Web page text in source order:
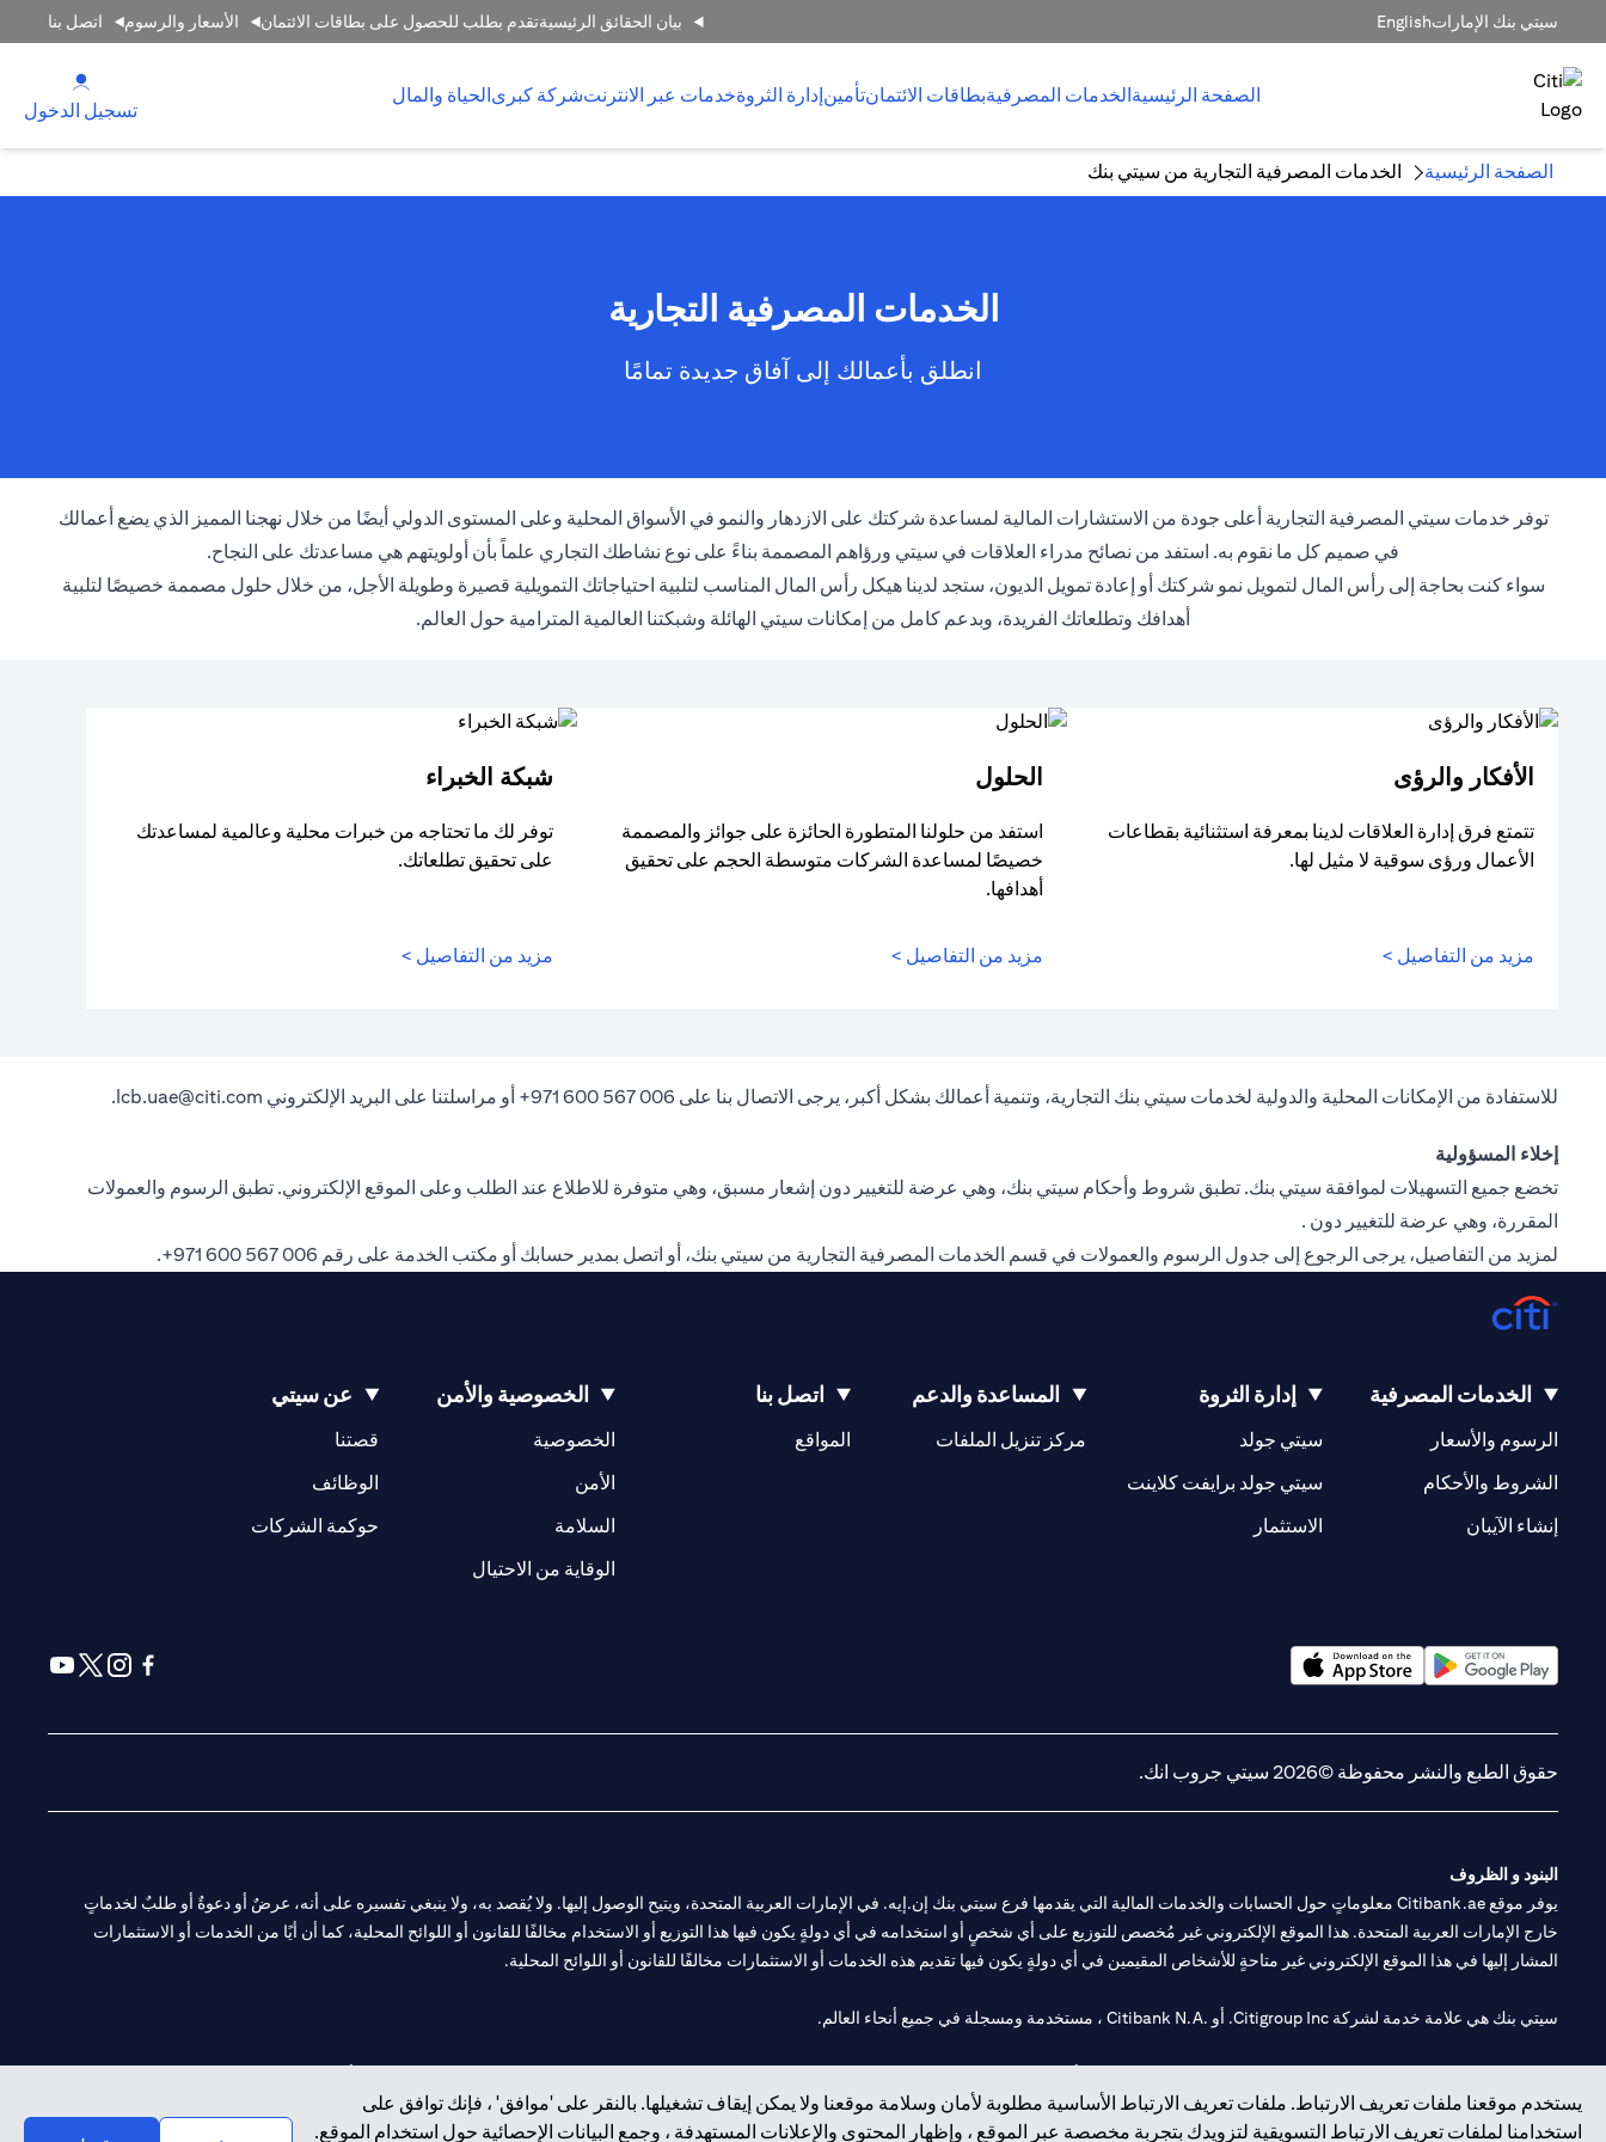
سيتي بنك الإماراتEnglish بيان الحقائق الرئيسيةتقدم بطلب للحصول على بطاقات الائتمان الأسعار والرسوم اتصل بنا
الصفحة الرئيسيةالخدمات المصرفيةبطاقات الائتمانتأمينإدارة الثروةخدمات عبر الانترنتشركة كبرىالحياة والمال
تسجيل الدخول
الصفحة الرئيسية الخدمات المصرفية التجارية من سيتي بنك
الخدمات المصرفية التجارية
انطلق بأعمالك إلى آفاق جديدة تمامًا
توفر خدمات سيتي المصرفية التجارية أعلى جودة من الاستشارات المالية لمساعدة شركتك على الازدهار والنمو في الأسواق المحلية وعلى المستوى الدولي أيضًا من خلال نهجنا المميز الذي يضع أعمالك
في صميم كل ما نقوم به. استفد من نصائح مدراء العلاقات في سيتي ورؤاهم المصممة بناءً على نوع نشاطك التجاري علماً بأن أولويتهم هي مساعدتك على النجاح.
سواء كنت بحاجة إلى رأس المال لتمويل نمو شركتك أو إعادة تمويل الديون، ستجد لدينا هيكل رأس المال المناسب لتلبية احتياجاتك التمويلية قصيرة وطويلة الأجل، من خلال حلول مصممة خصيصًا لتلبية
أهدافك وتطلعاتك الفريدة، وبدعم كامل من إمكانات سيتي الهائلة وشبكتنا العالمية المترامية حول العالم.
الأفكار والرؤى
تتمتع فرق إدارة العلاقات لدينا بمعرفة استثنائية بقطاعات
الأعمال ورؤى سوقية لا مثيل لها.
مزيد من التفاصيل >
الحلول
استفد من حلولنا المتطورة الحائزة على جوائز والمصممة
خصيصًا لمساعدة الشركات متوسطة الحجم على تحقيق
أهدافها.
مزيد من التفاصيل >
شبكة الخبراء
توفر لك ما تحتاجه من خبرات محلية وعالمية لمساعدتك
على تحقيق تطلعاتك.
مزيد من التفاصيل >
للاستفادة من الإمكانات المحلية والدولية لخدمات سيتي بنك التجارية، وتنمية أعمالك بشكل أكبر، يرجى الاتصال بنا على 006 567 600 971+ أو مراسلتنا على البريد الإلكتروني lcb.uae@citi.com
.
إخلاء المسؤولية
تخضع جميع التسهيلات لموافقة سيتي بنك. تطبق شروط وأحكام سيتي بنك، وهي عرضة للتغيير دون إشعار مسبق، وهي متوفرة للاطلاع عند الطلب وعلى الموقع الإلكتروني. تطبق الرسوم والعمولات
المقررة، وهي عرضة للتغيير دون .
لمزيد من التفاصيل، يرجى الرجوع إلى جدول الرسوم والعمولات في قسم الخدمات المصرفية التجارية من سيتي بنك، أو اتصل بمدير حسابك أو مكتب الخدمة على رقم 006 567 600 971+
.
يستخدم موقعنا ملفات تعريف الارتباط. ملفات تعريف الارتباط الأساسية مطلوبة لأمان وسلامة موقعنا ولا يمكن إيقاف تشغيلها. بالنقر على 'موافق' ، فإنك توافق على
استخدامنا لملفات تعريف الارتباط التسويقية لتزويدك بتجربة مخصصة عبر الموقع ، وإظهار المحتوى والإعلانات المستهدفة ، وجمع البيانات الإحصائية حول استخدام الموقع.
الخدمات المصرفية
الرسوم والأسعار
الشروط والأحكام
إنشاء الآيبان
إدارة الثروة
سيتي جولد
سيتي جولد برايفت كلاينت
الاستثمار
المساعدة والدعم
مركز تنزيل الملفات
اتصل بنا
المواقع
(opens in a new tab)
الخصوصية والأمن
الخصوصية
الأمن
السلامة
الوقاية من الاحتيال
عن سيتي
قصتنا
(opens in a new tab)
الوظائف
(opens in a new tab)
حوكمة الشركات
(opens in a new tab)
حقوق الطبع والنشر محفوظة ©2026 سيتي جروب انك.
البنود و الظروف
يوفر موقع Citibank.ae معلوماتٍ حول الحسابات والخدمات المالية التي يقدمها فرع سيتي بنك إن.إيه. في الإمارات العربية المتحدة، ويتيح الوصول إليها. ولا يُقصد به، ولا ينبغي تفسيره على أنه، عرضٌ أو دعوةٌ أو طلبٌ لخدماتٍ
خارج الإمارات العربية المتحدة. هذا الموقع الإلكتروني غير مُخصص للتوزيع على أي شخصٍ أو استخدامه في أي دولةٍ يكون فيها هذا التوزيع أو الاستخدام مخالفًا للقانون أو اللوائح المحلية، كما أن أيًا من الخدمات أو الاستثمارات
المشار إليها في هذا الموقع الإلكتروني غير متاحةٍ للأشخاص المقيمين في أي دولةٍ يكون فيها تقديم هذه الخدمات أو الاستثمارات مخالفًا للقانون أو اللوائح المحلية.
سيتي بنك هي علامة خدمة لشركة Citigroup Inc. أو .Citibank N.A ، مستخدمة ومسجلة في جميع أنحاء العالم.
فرع سيتي بنك إن إيه - الإمارات العربية المتحدة مرخص من مصرف الإمارات العربية المتحدة المركزي كفرع لبنك أجنبي.